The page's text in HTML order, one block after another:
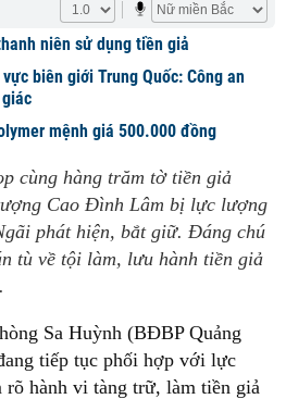
niên sử dụng tiền giả
biên giới Trung Quốc: Công an
mệnh giá 500.000 đồng
cùng hàng trăm tờ tiền giả
Cao Đình Lâm bị lực lượng
phát hiện, bắt giữ. Đáng chú
tù về tội làm, lưu hành tiền giả
Sa Huỳnh (BĐBP Quảng
tiếp tục phối hợp với lực
rõ hành vi tàng trữ, làm tiền giả